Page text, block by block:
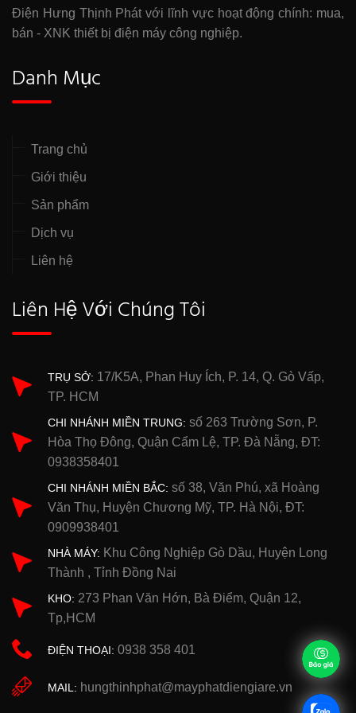
Điện Hưng Thịnh Phát với lĩnh vực hoạt động chính: mua,
bán - XNK thiết bị điện máy công nghiệp.
Danh Mục
Trang chủ
Giới thiệu
Sản phẩm
Dịch vụ
Liên hệ
Liên Hệ Với Chúng Tôi
TRỤ SỞ: 17/K5A, Phan Huy Ích, P. 14, Q. Gò Vấp,
TP. HCM
CHI NHÁNH MIỀN TRUNG: số 263 Trường Sơn, P.
Hòa Thọ Đông, Quận Cẩm Lệ, TP. Đà Nẵng, ĐT:
0938358401
CHI NHÁNH MIỀN BẮC: số 38, Văn Phú, xã Hoàng
Văn Thụ, Huyện Chương Mỹ, TP. Hà Nội, ĐT:
0909938401
NHÀ MÁY: Khu Công Nghiệp Gò Dầu, Huyện Long
Thành , Tỉnh Đồng Nai
KHO: 273 Phan Văn Hớn, Bà Điểm, Quận 12,
Tp,HCM
ĐIỆN THOẠI: 0938 358 401
MAIL: hungthinhphat@mayphatdiengiare.vn